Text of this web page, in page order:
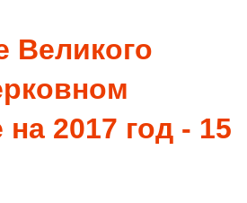
Великого
на 2017 год - 15